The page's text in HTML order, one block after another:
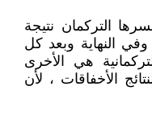
التركمان نتيجة
وفي النهاية وبعد كل
هي الأخرى
الأخفاقات ، لأن